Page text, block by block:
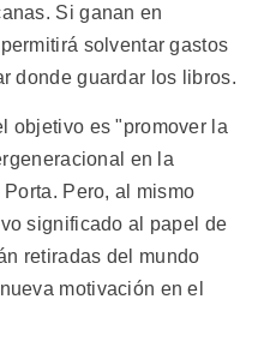
Si ganan en
solventar gastos
donde guardar los libros.
objetivo es "promover la
en la
Pero, al mismo
significado al papel de
retiradas del mundo
motivación en el